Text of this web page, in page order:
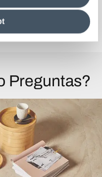
tocontinue browsing
cookies. For more
Preguntas?